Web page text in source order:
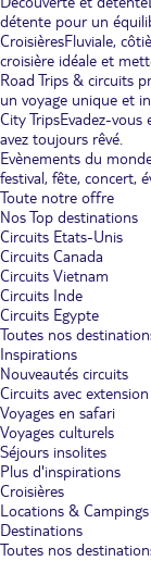
détente pour un
CroisièresFluviale,
croisière idéale et
Road Trips & circuits
un voyage unique et
City TripsEvadez-
avez toujours rêvé.
Evènements du
festival, fête, concert,
Toute notre offre
Nos Top destinations
Circuits Etats-Unis
Circuits Canada
Circuits Vietnam
Circuits Inde
Circuits Egypte
Toutes nos
Inspirations
Nouveautés circuits
Circuits avec extension
Voyages en safari
Voyages culturels
Séjours insolites
Plus d'inspirations
Croisières
Locations & Campings
Destinations
Toutes nos